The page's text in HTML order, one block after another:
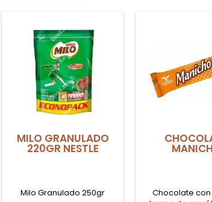
MILO GRANULADO
220GR NESTLE
Milo Granulado 250gr
Chocolate